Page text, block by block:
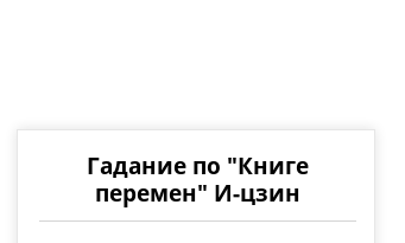
Гадание по "Книге
перемен" И-цзин